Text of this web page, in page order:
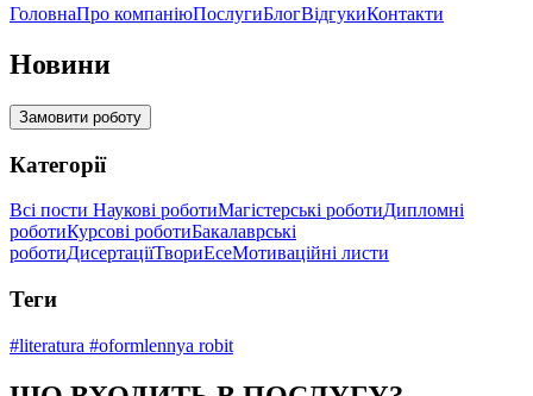
ГоловнаПро компаніюПослугиБлогВідгукиКонтакти
Новини
Замовити роботу
Категорії
Всі пости Наукові роботиМагістерські роботиДипломні
роботиКурсові роботиБакалаврські
роботиДисертаціїТвориЕсеМотиваційні листи
Теги
#literatura #oformlennya robit